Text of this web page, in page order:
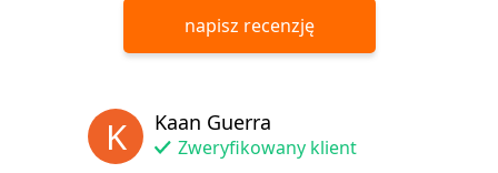
napisz recenzję
K Kaan Guerra
Zweryfikowany klient